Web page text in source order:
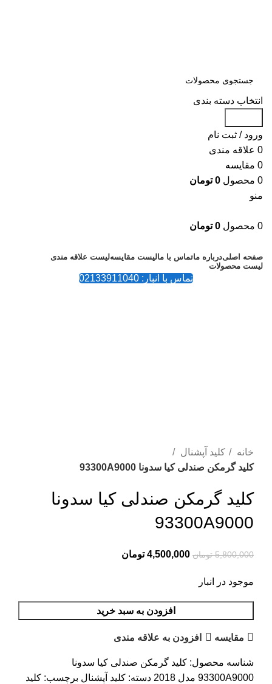
انتخاب دسته بندی
ورود / ثبت نام
0 علاقه مندی
0 مقایسه
0 محصول 0 تومان
منو
0 محصول 0 تومان
صفحه اصلیدرباره ماتماس با مالیست مقایسهلیست علاقه مندی
لیست محصولات
تماس با انبار: 02133911040
خانه
کلید آپشنال
کلید گرمکن صندلی کیا سدونا 93300A9000
کلید گرمکن صندلی کیا سدونا
93300A9000
5,800,000 تومان 4,500,000 تومان
موجود در انبار
افزودن به سبد خرید
مقایسه افزودن به علاقه مندی
شناسه محصول: کلید گرمکن صندلی کیا سدونا
93300A9000 مدل 2018
دسته: کلید آپشنال برچسب: کلید